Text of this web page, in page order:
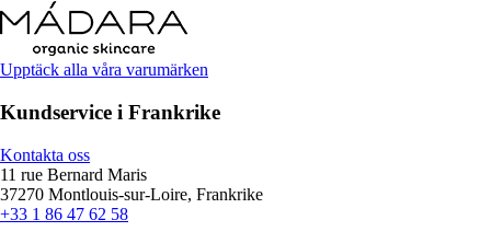
Upptäck alla våra varumärken
Kundservice i Frankrike
Kontakta oss
11 rue Bernard Maris
37270 Montlouis-sur-Loire, Frankrike
+33 1 86 47 62 58